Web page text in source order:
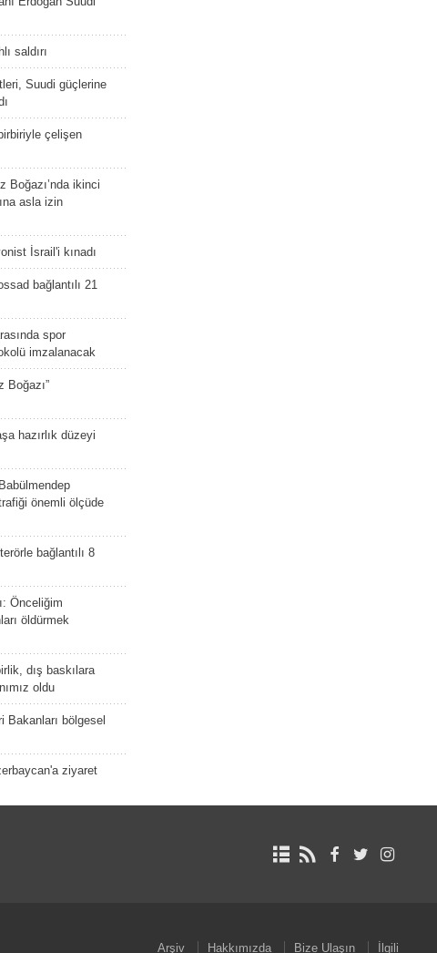
saldırı
Suudi güçlerine
çelişen
Boğazı’nda ikinci
asla izin
İsrail'i kınadı
bağlantılı 21
spor
imzalanacak
Boğazı”
hazırlık düzeyi
önemli ölçüde
bağlantılı 8
Önceliğim
öldürmek
dış baskılara
oldu
Bakanları bölgesel
ziyaret
Arşiv Hakkımızda Bize Ulaşın İlgili